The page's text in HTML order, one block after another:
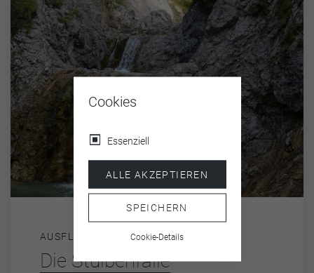
AUSFLUGSZIELE
Die Stuibenfälle
Cookies
Essenziell
ALLE AKZEPTIEREN
SPEICHERN
Cookie-Details